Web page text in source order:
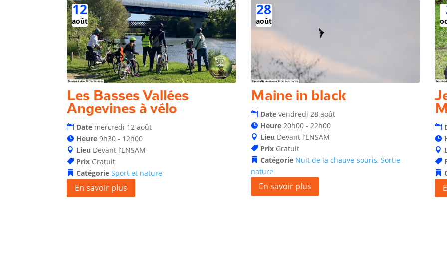
12
août
Les Basses Vallées
Angevines à vélo
Date mercredi 12 août
Heure9h30 - 12h00
Lieu Devant l’ENSAM
Prix Gratuit
CatégorieSport et nature
En savoir plus
28
août
Maine in black
Date vendredi 28 août
Heure 20h00 - 22h00
Lieu Devant l’ENSAM
Prix Gratuit
Catégorie Nuit de la chauve-souris, Sortie
nature
En savoir plus